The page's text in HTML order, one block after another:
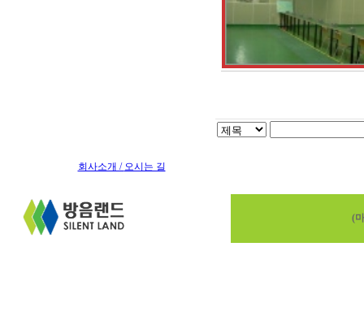
회사소개 / 오시는 길
(